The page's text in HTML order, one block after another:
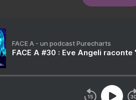
FACE A - un podcast Purecharts
FACE A #30 : Eve Angeli